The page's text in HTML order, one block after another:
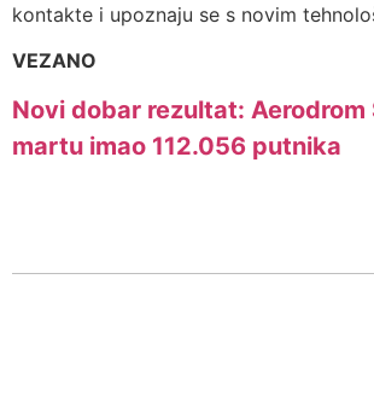
kontakte i upoznaju se s novim
VEZANO
Novi dobar rezultat: Aerodrom
martu imao 112.056 putnika